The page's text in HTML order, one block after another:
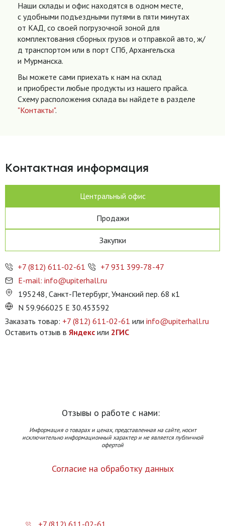
Наши склады и офис находятся в одном месте,
с удобными подъездными путями в пяти минутах
от КАД, со своей погрузочной зоной для
комплектования сборных грузов и отправкой авто, ж/
д транспортом или в порт СПб, Архангельска
и Мурманска.
Вы можете сами приехать к нам на склад
и приобрести любые продукты из нашего прайса.
Схему расположения склада вы найдете в разделе
"Контакты".
Контактная информация
Центральный офис
Продажи
Закупки
+7 (812) 611-02-61
+7 931 399-78-47
E-mail: info@upiterhall.ru
195248, Санкт-Петербург, Уманский пер. 68 к1
N 59.966025 E 30.453592
Заказать товар: +7 (812) 611-02-61 или info@upiterhall.ru
Оставить отзыв в Яндекс или 2ГИС
Отзывы о работе с нами:
Информация о товарах и ценах, представленная на сайте, носит
исключительно информационный характер и не является публичной
офертой
Согласие на обработку данных